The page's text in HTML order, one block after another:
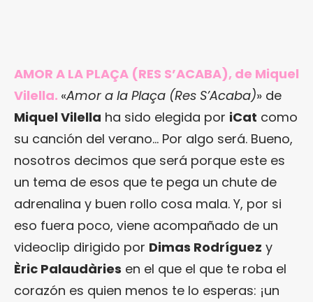
AMOR A LA PLAÇA (RES S’ACABA), de Miquel
Vilella. «Amor a la Plaça (Res S’Acaba)» de
Miquel Vilella ha sido elegida por iCat como
su canción del verano… Por algo será. Bueno,
nosotros decimos que será porque este es
un tema de esos que te pega un chute de
adrenalina y buen rollo cosa mala. Y, por si
eso fuera poco, viene acompañado de un
videoclip dirigido por Dimas Rodríguez y
Èric Palaudàries en el que el que te roba el
corazón es quien menos te lo esperas: ¡un